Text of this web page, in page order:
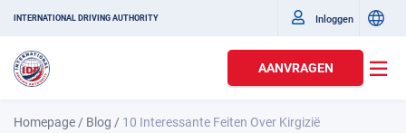
INTERNATIONAL DRIVING AUTHORITY Inloggen
AANVRAGEN
Homepage / Blog / 10 Interessante Feiten Over Kirgizië